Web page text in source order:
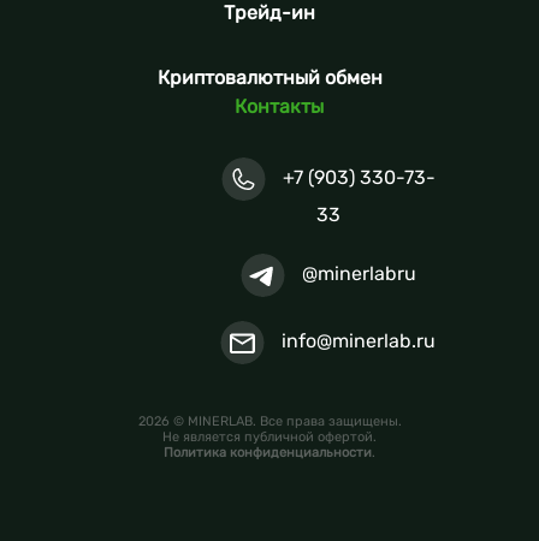
Трейд-ин
Криптовалютный обмен
Контакты
+7 (903) 330-73-
33
@minerlabru
info@minerlab.ru
2026 © MINERLAB. Все права защищены.
Не является публичной офертой.
Политика конфиденциальности.